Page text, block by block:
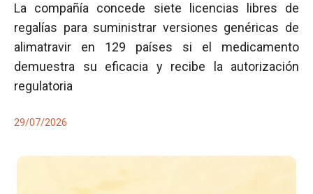
La compañía concede siete licencias libres de
regalías para suministrar versiones genéricas de
alimatravir en 129 países si el medicamento
demuestra su eficacia y recibe la autorización
regulatoria
29/07/2026